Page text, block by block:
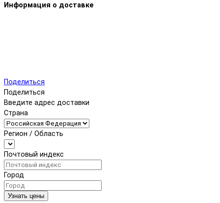
Информация о доставке
Поделиться
Поделиться
Введите адрес доставки
Страна
Регион / Область
Почтовый индекс
Город
Узнать цены